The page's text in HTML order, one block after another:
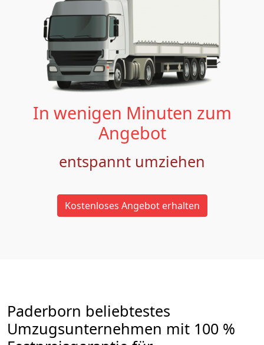
In wenigen Minuten zum
Angebot
entspannt umziehen
Kostenloses Angebot erhalten
Paderborn beliebtestes
Umzugsunternehmen mit 100 %